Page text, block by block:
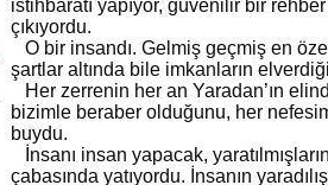
istihbaratı yapıyor, güvenilir bir
çıkıyordu.
O bir insandı. Gelmiş geçmiş en
şartlar altında bile imkanların
Her zerrenin her an Yaradan’ın
bizimle beraber olduğunu, her
buydu.
İnsanı insan yapacak,
çabasında yatıyordu. İnsanın